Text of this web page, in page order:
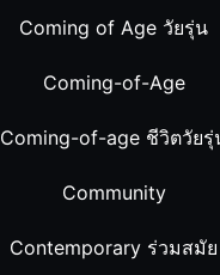
Coming of Age วัยรุ่น
Coming-of-Age
Coming-of-age ชีวิตวัยรุ่
Community
Contemporary ร่วมสมัย